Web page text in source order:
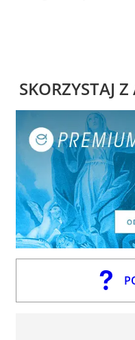
SKORZYSTAJ